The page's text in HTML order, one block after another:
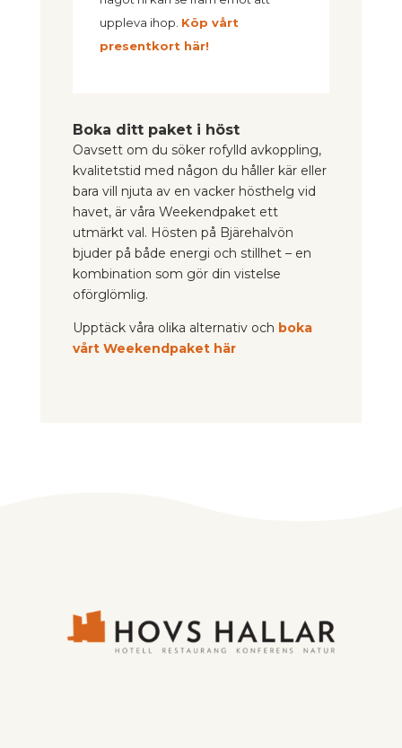
uppleva ihop. Köp vårt
presentkort här!
Boka ditt paket i höst
Oavsett om du söker rofylld avkoppling,
kvalitetstid med någon du håller kär eller
bara vill njuta av en vacker hösthelg vid
havet, är våra Weekendpaket ett
utmärkt val. Hösten på Bjärehalvön
bjuder på både energi och stillhet – en
kombination som gör din vistelse
oförglömlig.
Upptäck våra olika alternativ och boka
vårt Weekendpaket här